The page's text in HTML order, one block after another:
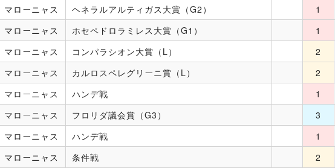
マローニャス ヘネラルアルティガス大賞（G2） 1
マローニャス ホセペドロラミレス大賞（G1） 1
マローニャス コンパラシオン大賞（L） 2
マローニャス カルロスペレグリーニ賞（L） 2
マローニャス ハンデ戦 1
マローニャス フロリダ議会賞（G3） 3
マローニャス ハンデ戦 1
マローニャス 条件戦 2